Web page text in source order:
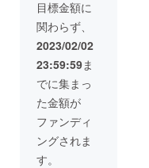
ナー」
などの
掲載は
行いま
掲載期
限は定
めず、
年度ご
との報
告ペー
ジでの
必ずご
記入く
ださ
い。個
人名の
ほかに
ニック
ネーム
やイニ
シャル
での掲
載も可
Web
ページ
へのお
名前掲
載（ご
希望の
方の
み） ・
展覧会
図録へ
のお名
パス
（同行
者数制
限無
し））
・本会
活動の
ご案内
（会報
等送
付） ・
目標金額に
関わらず、
2023/02/02
23:59:59ま
でに集まっ
た金額が
ファンディ
ングされま
す。